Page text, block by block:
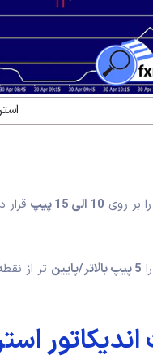
بر روی 10 الی 15 پیپ قرار
5 پیپ بالاتر/پایین تر از